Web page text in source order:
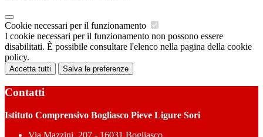
Cookie necessari per il funzionamento
I cookie necessari per il funzionamento non possono essere
disabilitati. È possibile consultare l'elenco nella pagina della cookie
policy.
Accetta tutti Salva le preferenze
Contatti
Istituto Comprensivo Bogliasco Pieve Ligure Sori
Via Mazzini, 207 - 16031 Bogliasco